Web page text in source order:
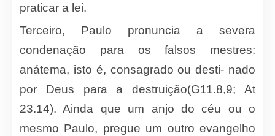
praticar a lei.
Terceiro, Paulo pronuncia a severa
condenação para os falsos mestres:
anátema, isto é, consagrado ou desti- nado
por Deus para a destruição(G11.8,9; At
23.14). Ainda que um anjo do céu ou o
mesmo Paulo, pregue um outro evangelho